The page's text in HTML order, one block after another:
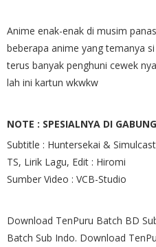
Anime enak-enak di musim
beberapa anime yang temanya
terus banyak penghuni cewek
lah ini kartun wkwkw
NOTE : SPESIALNYA DI
Subtitle : Huntersekai & Simulcast
TS, Lirik Lagu, Edit : Hiromi
Sumber Video : VCB-Studio
Download TenPuru Batch BD
Batch Sub Indo. Download